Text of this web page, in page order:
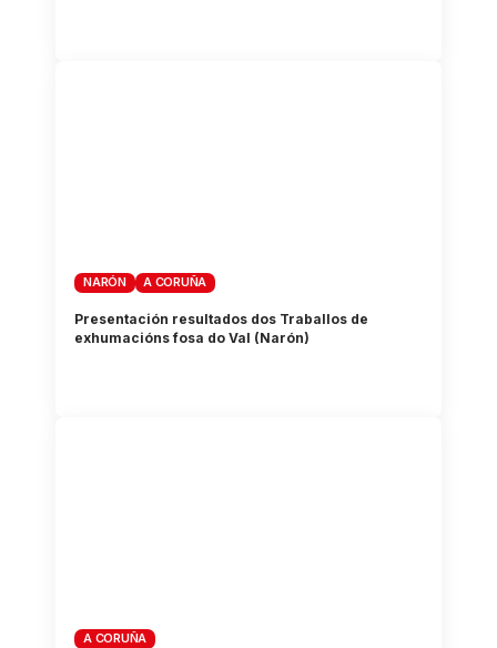
NARÓN A CORUÑA
Presentación resultados dos Traballos de
exhumacións fosa do Val (Narón)
A CORUÑA